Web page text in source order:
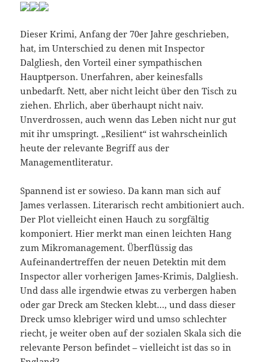
Dieser Krimi, Anfang der 70er Jahre geschrieben,
hat, im Unterschied zu denen mit Inspector
Dalgliesh, den Vorteil einer sympathischen
Hauptperson. Unerfahren, aber keinesfalls
unbedarft. Nett, aber nicht leicht über den Tisch zu
ziehen. Ehrlich, aber überhaupt nicht naiv.
Unverdrossen, auch wenn das Leben nicht nur gut
mit ihr umspringt. „Resilient“ ist wahrscheinlich
heute der relevante Begriff aus der
Managementliteratur.
Spannend ist er sowieso. Da kann man sich auf
James verlassen. Literarisch recht ambitioniert auch.
Der Plot vielleicht einen Hauch zu sorgfältig
komponiert. Hier merkt man einen leichten Hang
zum Mikromanagement. Überflüssig das
Aufeinandertreffen der neuen Detektin mit dem
Inspector aller vorherigen James-Krimis, Dalgliesh.
Und dass alle irgendwie etwas zu verbergen haben
oder gar Dreck am Stecken klebt…, und dass dieser
Dreck umso klebriger wird und umso schlechter
riecht, je weiter oben auf der sozialen Skala sich die
relevante Person befindet – vielleicht ist das so in